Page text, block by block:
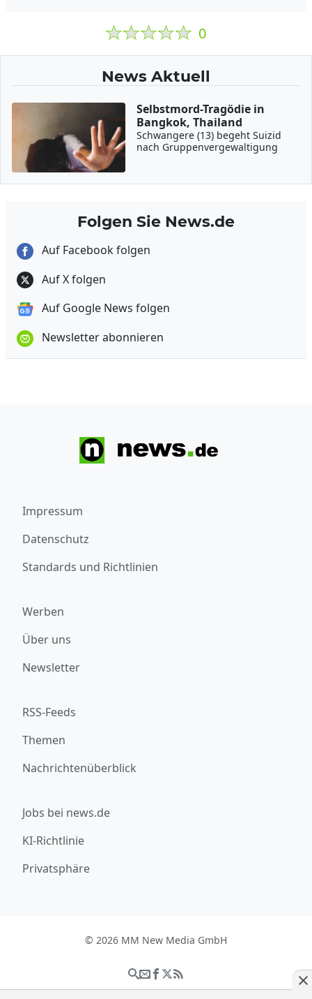
0
News Aktuell
Selbstmord-Tragödie in
Bangkok, Thailand
Schwangere (13) begeht Suizid
nach Gruppenvergewaltigung
Folgen Sie News.de
Auf Facebook folgen
Auf X folgen
Auf Google News folgen
Newsletter abonnieren
Impressum
Datenschutz
Standards und Richtlinien
Werben
Über uns
Newsletter
RSS-Feeds
Themen
Nachrichtenüberblick
Jobs bei news.de
KI-Richtlinie
Privatsphäre
© 2026 MM New Media GmbH